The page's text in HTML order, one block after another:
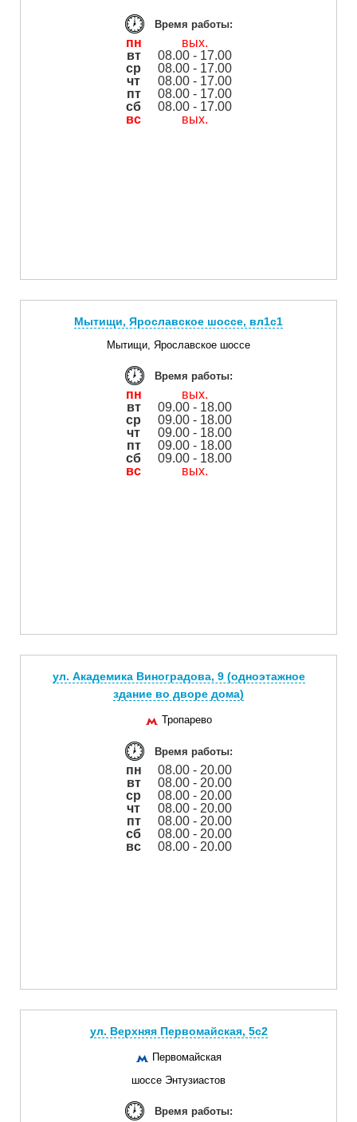
Время работы:
пн
вых.
вт
08.00 - 17.00
ср
08.00 - 17.00
чт
08.00 - 17.00
пт
08.00 - 17.00
сб
08.00 - 17.00
вс
вых.
Мытищи, Ярославское шоссе, вл1с1
Мытищи, Ярославское шоссе
Время работы:
пн
вых.
вт
09.00 - 18.00
ср
09.00 - 18.00
чт
09.00 - 18.00
пт
09.00 - 18.00
сб
09.00 - 18.00
вс
вых.
ул. Академика Виноградова, 9 (одноэтажное
здание во дворе дома)
Тропарево
Время работы:
пн
08.00 - 20.00
вт
08.00 - 20.00
ср
08.00 - 20.00
чт
08.00 - 20.00
пт
08.00 - 20.00
сб
08.00 - 20.00
вс
08.00 - 20.00
ул. Верхняя Первомайская, 5с2
Первомайская
шоссе Энтузиастов
Время работы: